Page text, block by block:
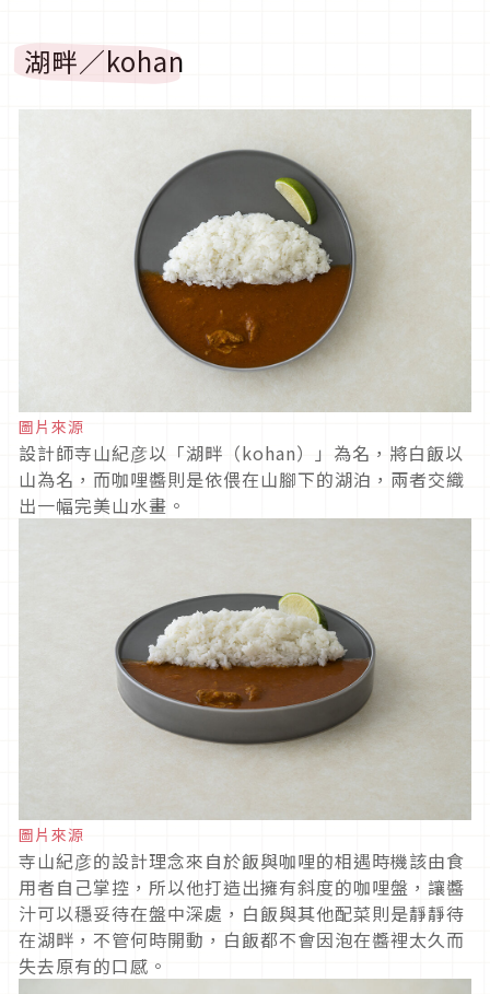
湖畔／kohan
圖片來源
設計師寺山紀彦以「湖畔（kohan）」為名，將白飯以
山為名，而咖哩醬則是依偎在山腳下的湖泊，兩者交織
出一幅完美山水畫。
圖片來源
寺山紀彦的設計理念來自於飯與咖哩的相遇時機該由食
用者自己掌控，所以他打造出擁有斜度的咖哩盤，讓醬
汁可以穩妥待在盤中深處，白飯與其他配菜則是靜靜待
在湖畔，不管何時開動，白飯都不會因泡在醬裡太久而
失去原有的口感。